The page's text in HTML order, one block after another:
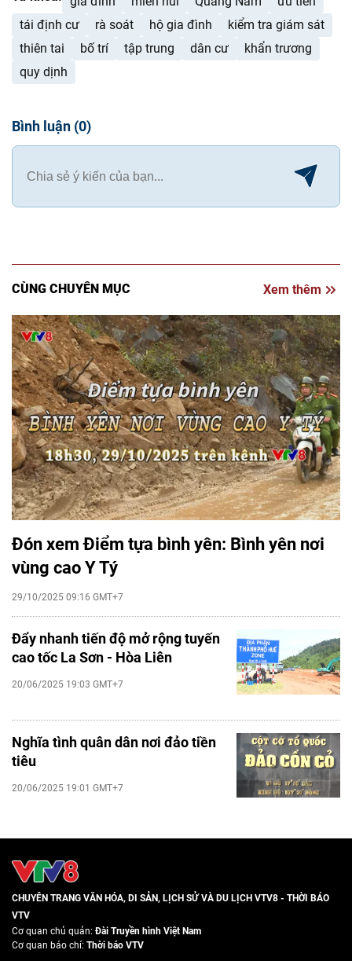
tái định cư
rà soát hộ gia đình
kiểm tra giám sát
thiên tai
bố trí tập trung dân cư
khẩn trương
quy dịnh
Bình luận (0)
CÙNG CHUYÊN MỤC Xem thêm
Đón xem Điểm tựa bình yên: Bình yên nơi
vùng cao Y Tý
29/10/2025 09:16 GMT+7
Đẩy nhanh tiến độ mở rộng tuyến
cao tốc La Sơn - Hòa Liên
20/06/2025 19:03 GMT+7
Nghĩa tình quân dân nơi đảo tiền
tiêu
20/06/2025 19:01 GMT+7
CHUYÊN TRANG VĂN HÓA, DI SẢN, LỊCH SỬ VÀ DU LỊCH VTV8 - THỜI BÁO
VTV
Cơ quan chủ quản:Đài Truyền hình Việt Nam
Cơ quan báo chí: Thời báo VTV